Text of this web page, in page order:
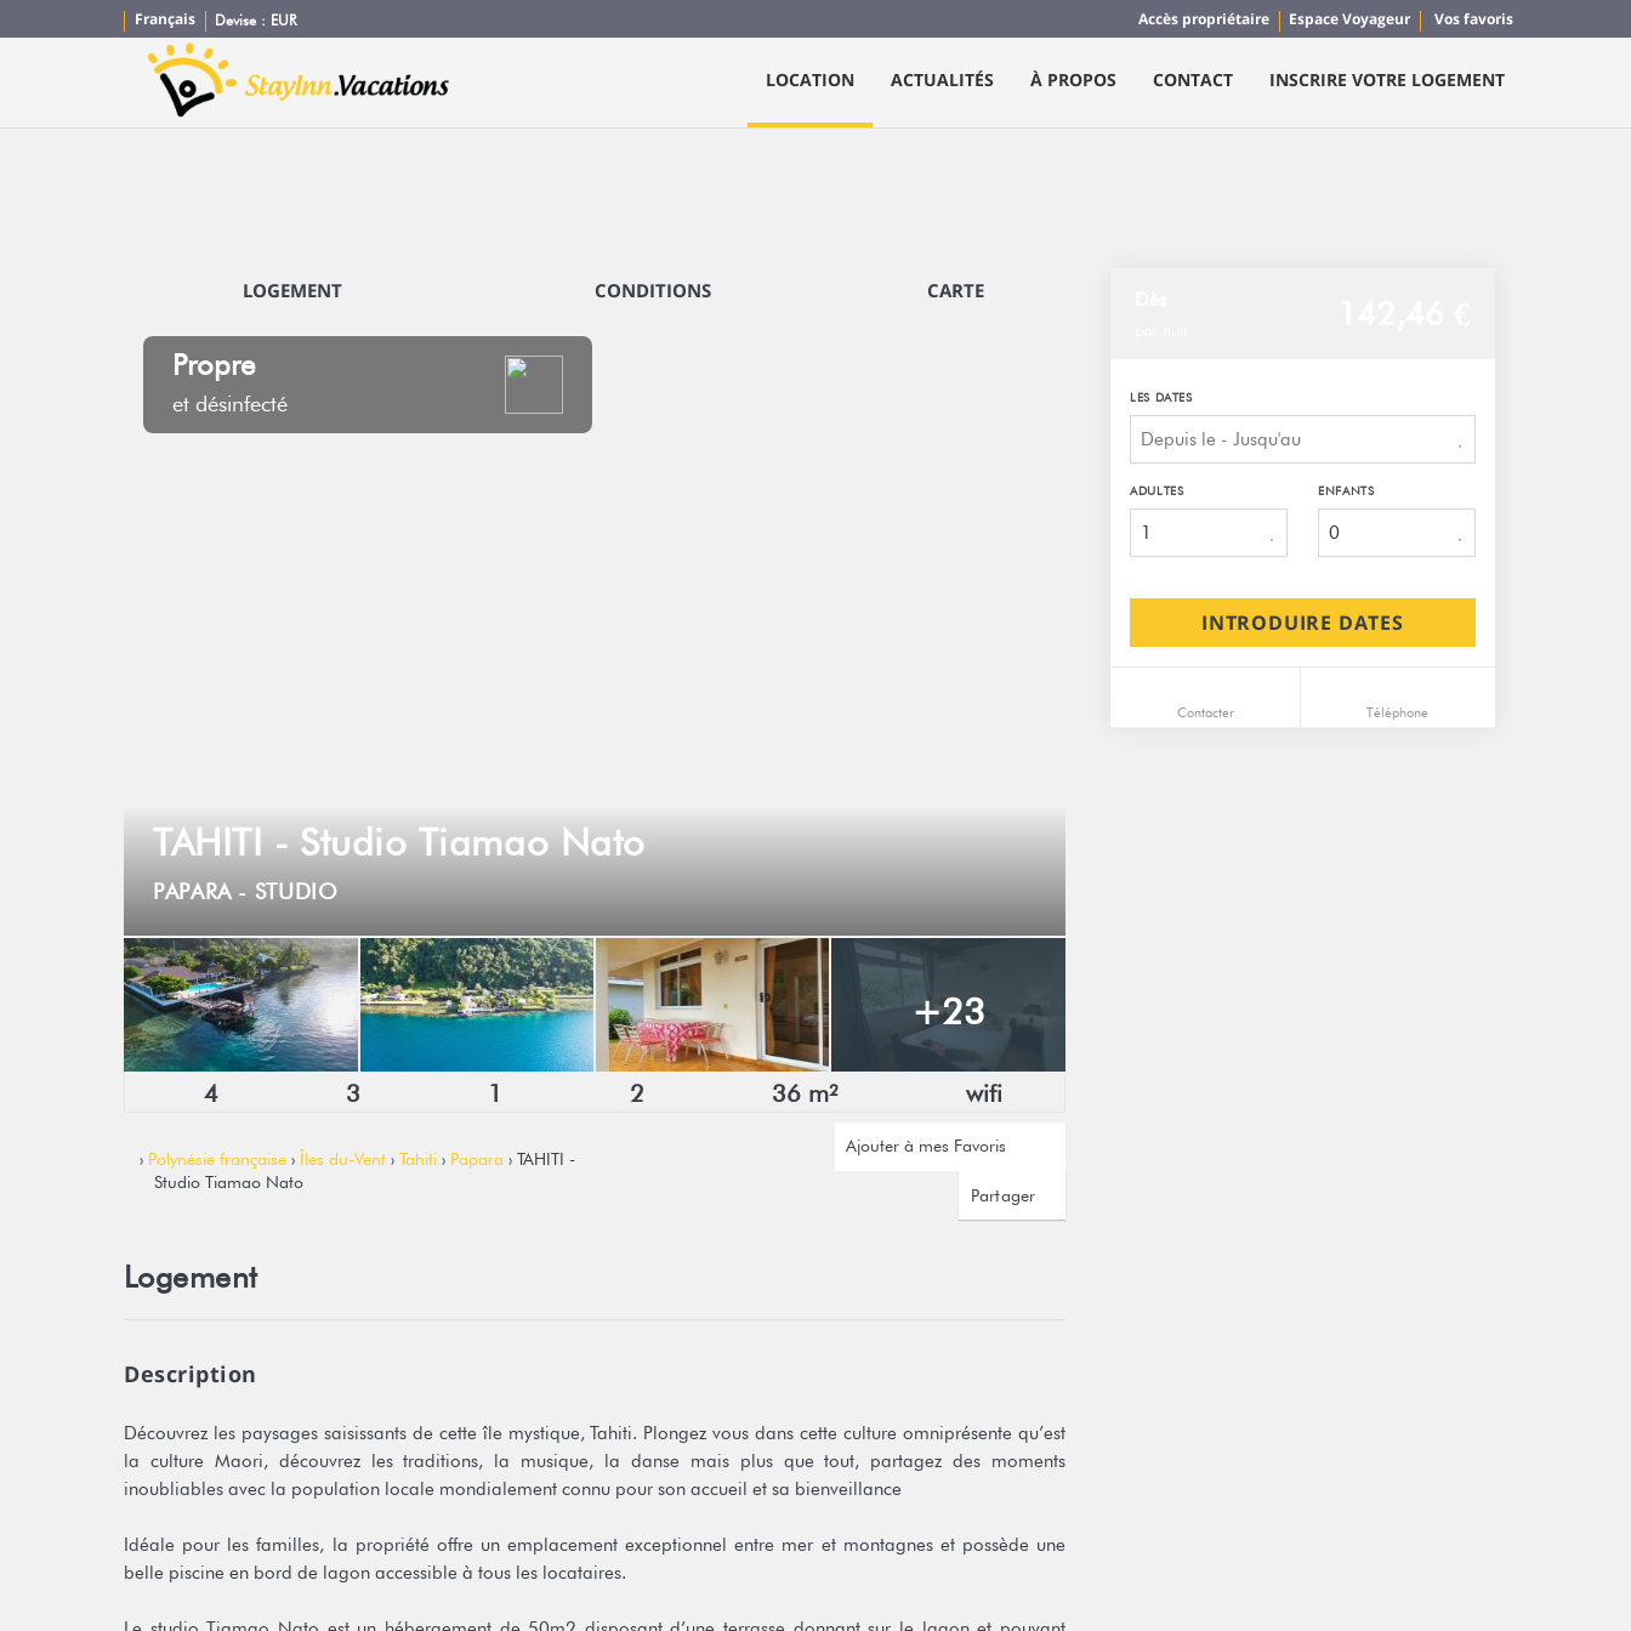
Français Devise : EUR Vos favoris
Espace Voyageur
Accès propriétaire
LOCATION ACTUALITÉS À PROPOS CONTACT INSCRIRE VOTRE LOGEMENT
LOGEMENT CONDITIONS CARTE
LES DATES
ADULTES
1
ENFANTS
INTRODUIRE DATES
Contacter Téléphone
Propre
et désinfecté
TAHITI - Studio Tiamao Nato
PAPARA - STUDIO
+23
4 3 1 2 36 m² wifi
› Polynésie française› Îles du-Vent› Tahiti› Papara › TAHITI -
Studio Tiamao Nato
Ajouter à mes Favoris
Partager
Logement
Description
Découvrez les paysages saisissants de cette île mystique, Tahiti. Plongez vous dans cette culture omniprésente qu’est
la culture Maori, découvrez les traditions, la musique, la danse mais plus que tout, partagez des moments
inoubliables avec la population locale mondialement connu pour son accueil et sa bienveillance
Idéale pour les familles, la propriété offre un emplacement exceptionnel entre mer et montagnes et possède une
belle piscine en bord de lagon accessible à tous les locataires.